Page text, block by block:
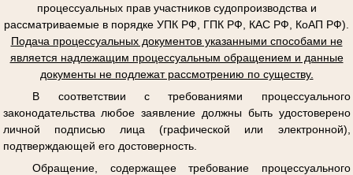
процессуальных прав участников судопроизводства и
рассматриваемые в порядке УПК РФ, ГПК РФ, КАС РФ, КоАП РФ).
Подача процессуальных документов указанными способами не
является надлежащим процессуальным обращением и данные
документы не подлежат рассмотрению по существу.
В соответствии с требованиями процессуального
законодательства любое заявление должны быть удостоверено
личной подписью лица (графической или электронной),
подтверждающей его достоверность.
Обращение, содержащее требование процессуального